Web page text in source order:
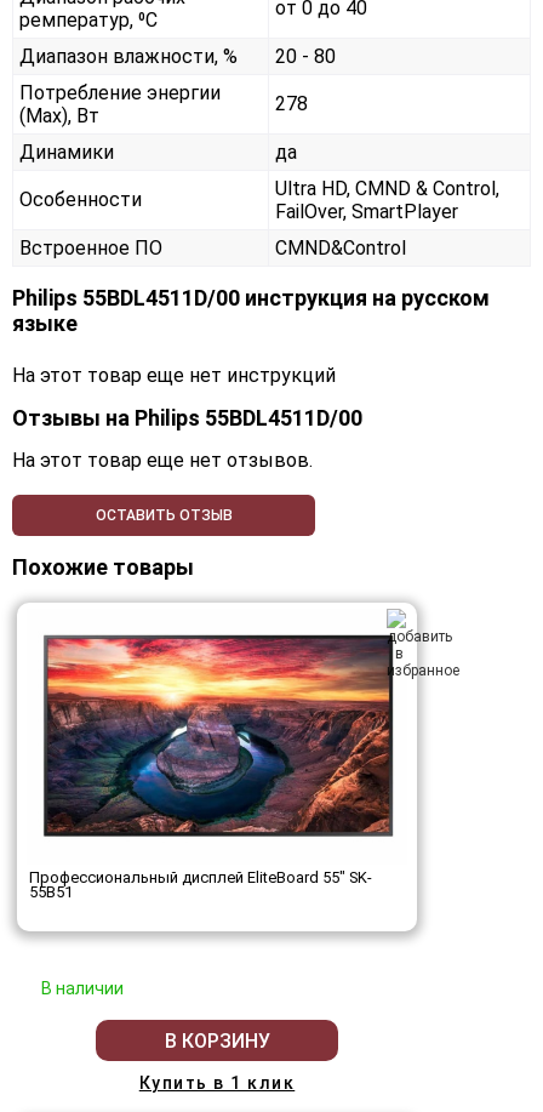
ремператур, ⁰С
от 0 до 40
Диапазон влажности, %
20 - 80
Потребление энергии
(Max), Вт
278
Динамики да
Особенности
Ultra HD, CMND & Control,
FailOver, SmartPlayer
Встроенное ПО
CMND&Control
Philips 55BDL4511D/00 инструкция на русском
языке
На этот товар еще нет инструкций
Отзывы на Philips 55BDL4511D/00
На этот товар еще нет отзывов.
ОСТАВИТЬ ОТЗЫВ
Похожие товары
Профессиональный дисплей EliteBoard 55" SK-
55B51
В наличии
В КОРЗИНУ
Купить в 1 клик